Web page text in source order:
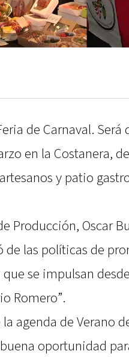
de Carnaval.
en la Costanera,
y patio
Producción, Oscar
de las políticas de
se impulsan
Romero”.
la agenda de Verano
oportunidad